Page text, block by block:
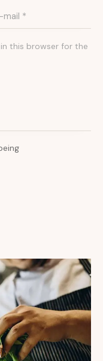
this browser for the